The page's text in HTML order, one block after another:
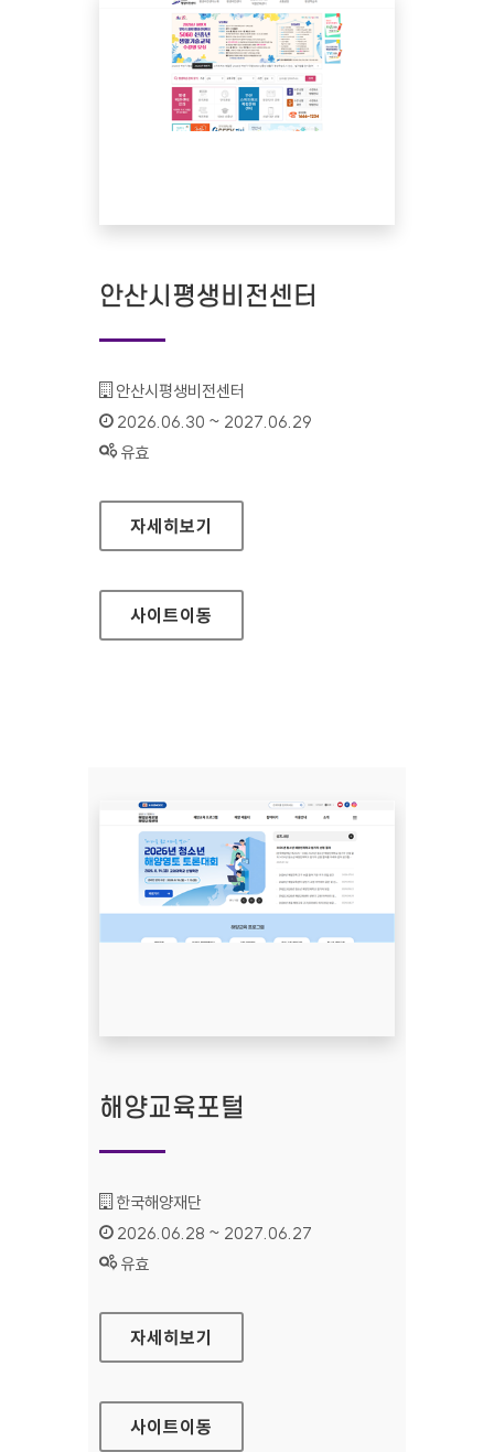
안산시평생비전센터
기관명 :
안산시평생비전센터
인증기간 :
2026.06.30 ~ 2027.06.29
상태 :
유효
안산시평생비전센터
자세히보기
사이트이동
해양교육포털
기관명 :
한국해양재단
인증기간 :
2026.06.28 ~ 2027.06.27
상태 :
유효
해양교육포털
자세히보기
사이트이동